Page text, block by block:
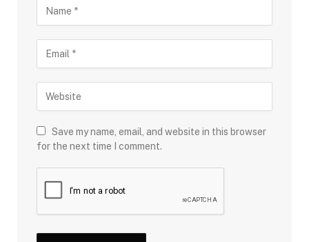
Save my name, email, and website in this browser
for the next time I comment.